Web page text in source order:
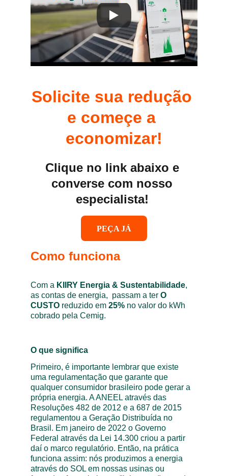
Como funciona
Com a KIIRY Energia & Sustentabilidade,
as contas de energia,  passam a ter O
CUSTO reduzido em 25% no valor do kWh
cobrado pela Cemig.
O que significa
Primeiro, é importante lembrar que existe
uma regulamentação que garante que
qualquer consumidor brasileiro pode gerar a
própria energia. A ANEEL através das
Resoluções 482 de 2012 e a 687 de 2015
regulamentou a Geração Distribuída no
Brasil. Em janeiro de 2022 o Governo
Federal através da Lei 14.300 criou a partir
daí o marco regulatório. Então, na prática
funciona assim: nós produzimos a energia
através do SOL em nossas usinas ou
Solicite sua redução
e começe a
economizar!
PEÇA JÁ
Clique no link abaixo e
converse com nosso
especialista!